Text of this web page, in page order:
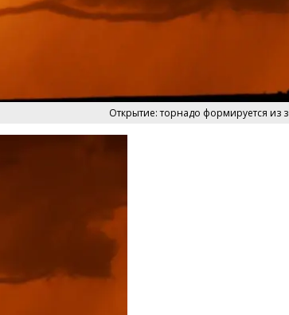
Открытие: торнадо формируется из